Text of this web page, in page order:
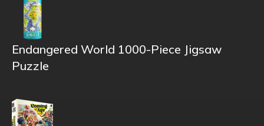
Endangered World 1000-Piece Jigsaw
Puzzle